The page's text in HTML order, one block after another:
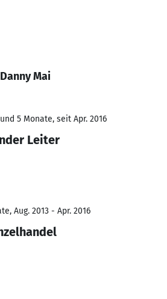
Mai
5 Monate, seit Apr. 2016
Leiter
Aug. 2013 - Apr. 2016